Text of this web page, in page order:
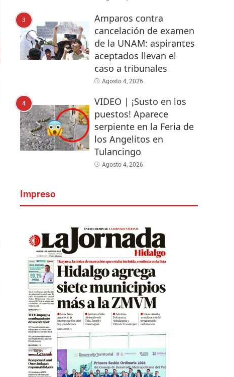
3
Amparos contra
cancelación de examen
de la UNAM: aspirantes
aceptados llevan el
caso a tribunales
Agosto 4, 2026
4
VIDEO | ¡Susto en los
puestos! Aparece
serpiente en la Feria de
los Angelitos en
Tulancingo
Agosto 4, 2026
Impreso